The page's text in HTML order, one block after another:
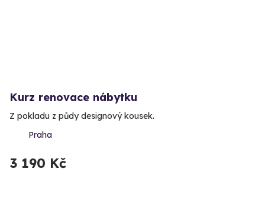
Kurz renovace nábytku
Z pokladu z půdy designový kousek.
Praha
3 190 Kč